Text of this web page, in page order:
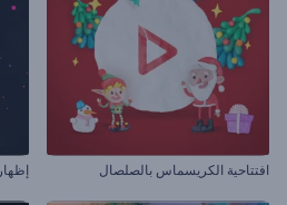
افتتاحية الكريسماس بالصلصال